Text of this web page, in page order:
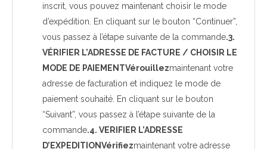
inscrit, vous pouvez maintenant choisir le mode
d’expédition. En cliquant sur le bouton “Continuer”,
vous passez à l’étape suivante de la commande.3.
VÉRIFIER L’ADRESSE DE FACTURE / CHOISIR LE
MODE DE PAIEMENTVérouillezmaintenant votre
adresse de facturation et indiquez le mode de
paiement souhaité. En cliquant sur le bouton
“Suivant”, vous passez à l’étape suivante de la
commande.4. VERIFIER L’ADRESSE
D’EXPEDITIONVérifiezmaintenant votre adresse